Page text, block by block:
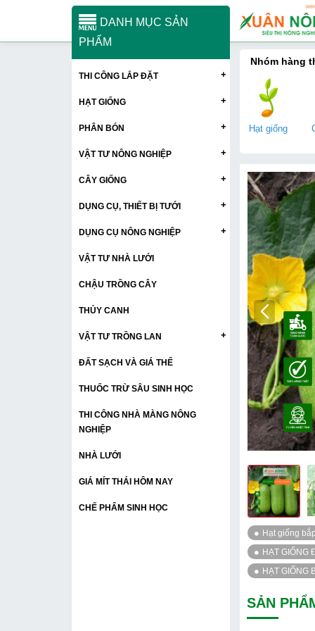
Nhóm hàng
Hạt giống
SẢN
DANH MỤC SẢN
PHẨM
THI CÔNG LẮP ĐẶT +
HẠT GIỐNG +
PHÂN BÓN +
VẬT TƯ NÔNG NGHIỆP +
CÂY GIỐNG +
DỤNG CỤ, THIẾT BỊ TƯỚI +
DỤNG CỤ NÔNG NGHIỆP +
VẬT TƯ NHÀ LƯỚI
CHẬU TRỒNG CÂY
THỦY CANH
VẬT TƯ TRỒNG LAN +
ĐẤT SẠCH VÀ GIÁ THỂ
THUỐC TRỪ SÂU SINH HỌC
THI CÔNG NHÀ MÀNG NÔNG
NGHIỆP
NHÀ LƯỚI
GIÁ MÍT THÁI HÔM NAY
CHẾ PHẨM SINH HỌC